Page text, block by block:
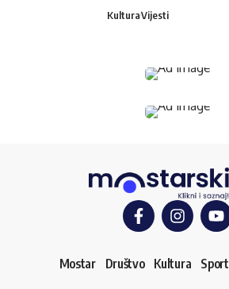
KulturaVijesti
Mostar Društvo Kultura Sport